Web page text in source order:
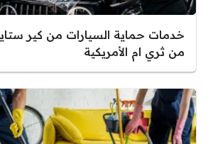
خدمات حماية السيارات من كير
من ثري ام الأمريكية